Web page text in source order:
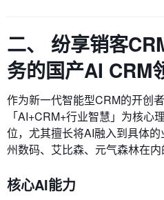
二、 纷享销客
务的国产AI CRM
作为新一代智能型CRM的开创
「AI+CRM+行业智慧」为核心
位，尤其擅长将AI融入到具体
州数码、艾比森、元气森林在内
核心AI能力